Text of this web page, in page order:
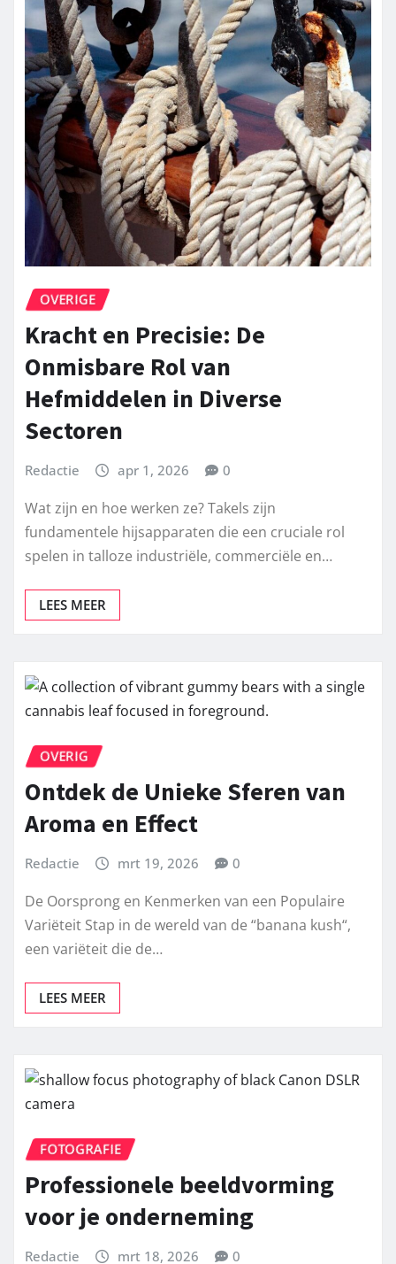
OVERIGE
Kracht en Precisie: De
Onmisbare Rol van
Hefmiddelen in Diverse
Sectoren
Redactie apr 1, 2026 0
Wat zijn en hoe werken ze? Takels zijn
fundamentele hijsapparaten die een cruciale rol
spelen in talloze industriële, commerciële en…
OVERIG
Ontdek de Unieke Sferen van
Aroma en Effect
Redactie mrt 19, 2026
De Oorsprong en Kenmerken van een Populaire
Variëteit Stap in de wereld van de “banana kush“,
een variëteit die de…
FOTOGRAFIE
Professionele beeldvorming
voor je onderneming